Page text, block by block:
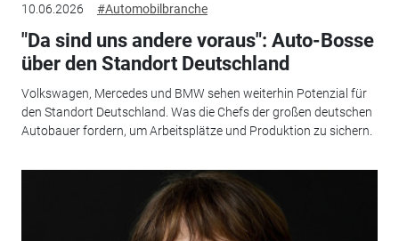
10.06.2026 #Automobilbranche
"Da sind uns andere voraus": Auto-Bosse
über den Standort Deutschland
Volkswagen, Mercedes und BMW sehen weiterhin Potenzial für
den Standort Deutschland. Was die Chefs der großen deutschen
Autobauer fordern, um Arbeitsplätze und Produktion zu sichern.